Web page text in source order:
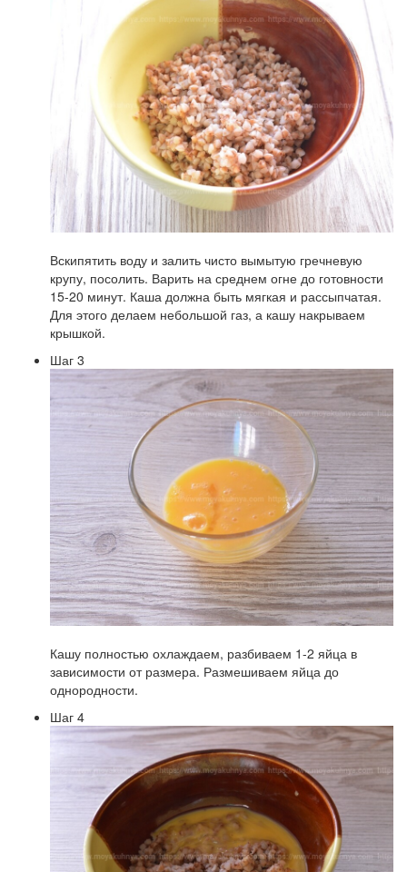
Вскипятить воду и залить чисто вымытую гречневую
крупу, посолить. Варить на среднем огне до готовности
15-20 минут. Каша должна быть мягкая и рассыпчатая.
Для этого делаем небольшой газ, а кашу накрываем
крышкой.
Шаг 3
Кашу полностью охлаждаем, разбиваем 1-2 яйца в
зависимости от размера. Размешиваем яйца до
однородности.
Шаг 4